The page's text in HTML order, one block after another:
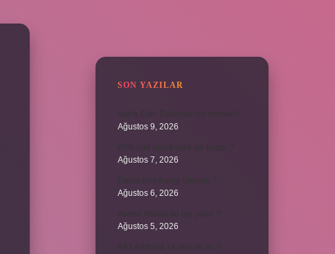
SON YAZILAR
Ağustos 9, 2026
Ağustos 7, 2026
Ağustos 6, 2026
Ağustos 5, 2026